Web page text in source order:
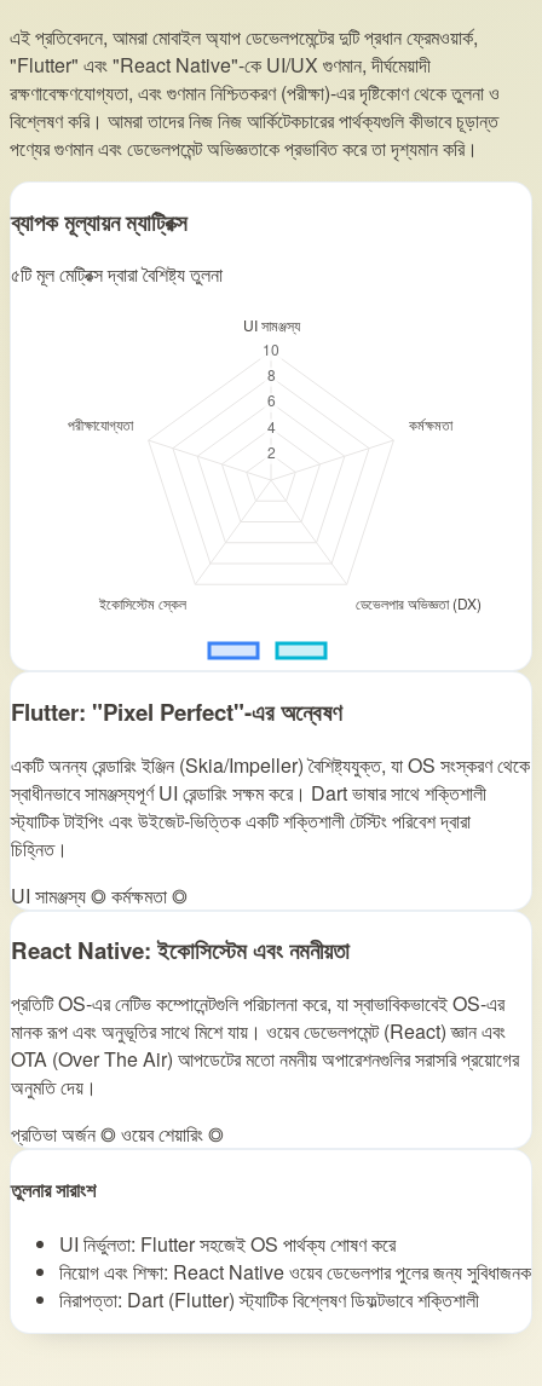
এই প্রতিবেদনে, আমরা মোবাইল অ্যাপ ডেভেলপমেন্টের দুটি প্রধান ফ্রেমওয়ার্ক,
"Flutter" এবং "React Native"-কে UI/UX গুণমান, দীর্ঘমেয়াদী
রক্ষণাবেক্ষণযোগ্যতা, এবং গুণমান নিশ্চিতকরণ (পরীক্ষা)-এর দৃষ্টিকোণ থেকে তুলনা ও
বিশ্লেষণ করি। আমরা তাদের নিজ নিজ আর্কিটেকচারের পার্থক্যগুলি কীভাবে চূড়ান্ত
পণ্যের গুণমান এবং ডেভেলপমেন্ট অভিজ্ঞতাকে প্রভাবিত করে তা দৃশ্যমান করি।
ব্যাপক মূল্যায়ন ম্যাট্রিক্স
৫টি মূল মেট্রিক্স দ্বারা বৈশিষ্ট্য তুলনা
Flutter: "Pixel Perfect"-এর অন্বেষণ
একটি অনন্য রেন্ডারিং ইঞ্জিন (Skia/Impeller) বৈশিষ্ট্যযুক্ত, যা OS সংস্করণ থেকে
স্বাধীনভাবে সামঞ্জস্যপূর্ণ UI রেন্ডারিং সক্ষম করে। Dart ভাষার সাথে শক্তিশালী
স্ট্যাটিক টাইপিং এবং উইজেট-ভিত্তিক একটি শক্তিশালী টেস্টিং পরিবেশ দ্বারা
চিহ্নিত।
UI সামঞ্জস্য ◎কর্মক্ষমতা ◎
React Native: ইকোসিস্টেম এবং নমনীয়তা
প্রতিটি OS-এর নেটিভ কম্পোনেন্টগুলি পরিচালনা করে, যা স্বাভাবিকভাবেই OS-এর
মানক রূপ এবং অনুভূতির সাথে মিশে যায়। ওয়েব ডেভেলপমেন্ট (React) জ্ঞান এবং
OTA (Over The Air) আপডেটের মতো নমনীয় অপারেশনগুলির সরাসরি প্রয়োগের
অনুমতি দেয়।
প্রতিভা অর্জন ◎ওয়েব শেয়ারিং ◎
তুলনার সারাংশ
UI নির্ভুলতা: Flutter সহজেই OS পার্থক্য শোষণ করে
নিয়োগ এবং শিক্ষা: React Native ওয়েব ডেভেলপার পুলের জন্য সুবিধাজনক
নিরাপত্তা: Dart (Flutter) স্ট্যাটিক বিশ্লেষণ ডিফল্টভাবে শক্তিশালী